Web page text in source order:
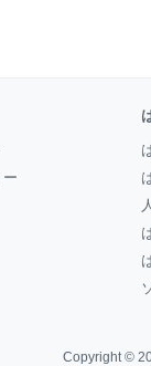
Copyright ©